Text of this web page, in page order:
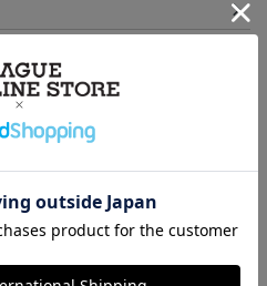
ています！オールシーズン使え
ット